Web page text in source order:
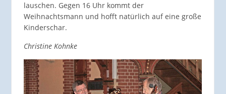
lauschen. Gegen 16 Uhr kommt der
Weihnachtsmann und hofft natürlich auf eine große
Kinderschar.
Christine Kohnke